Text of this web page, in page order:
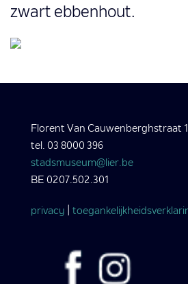
zwart ebbenhout.
Florent Van Cauwenberghstraat
tel. 03 8000 396
stadsmuseum@lier.be
BE 0207.502.301
privacy